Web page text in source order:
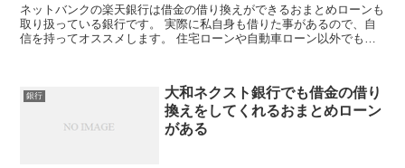
ネットバンクの楽天銀行は借金の借り換えができるおまとめローンも
取り扱っている銀行です。 実際に私自身も借りた事があるので、自
信を持ってオススメします。 住宅ローンや自動車ローン以外でもフ
銀行
大和ネクスト銀行でも借金の借り
換えをしてくれるおまとめローン
がある